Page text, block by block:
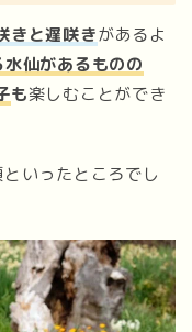
きと遅咲きがあるよ
仙があるものの
も楽しむことができ
いったところでし